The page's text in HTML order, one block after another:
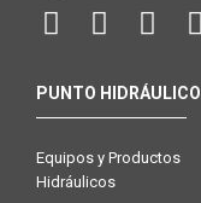
PUNTO HIDRÁULICO
Equipos y Productos
Hidráulicos